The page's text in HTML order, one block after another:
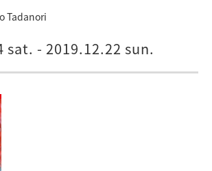
Tadanori
sat. - 2019.12.22 sun.